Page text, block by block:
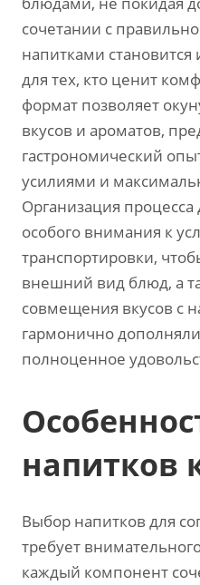
сочетании с
напитками
для тех, кто ценит
формат позволяет
вкусов и ароматов,
гастрономический
усилиями и
Организация процесса
особого внимания к
транспортировки,
внешний вид блюд, а
совмещения вкусов с
гармонично дополняли
полноценное
напитков
Выбор напитков для
требует
каждый компонент